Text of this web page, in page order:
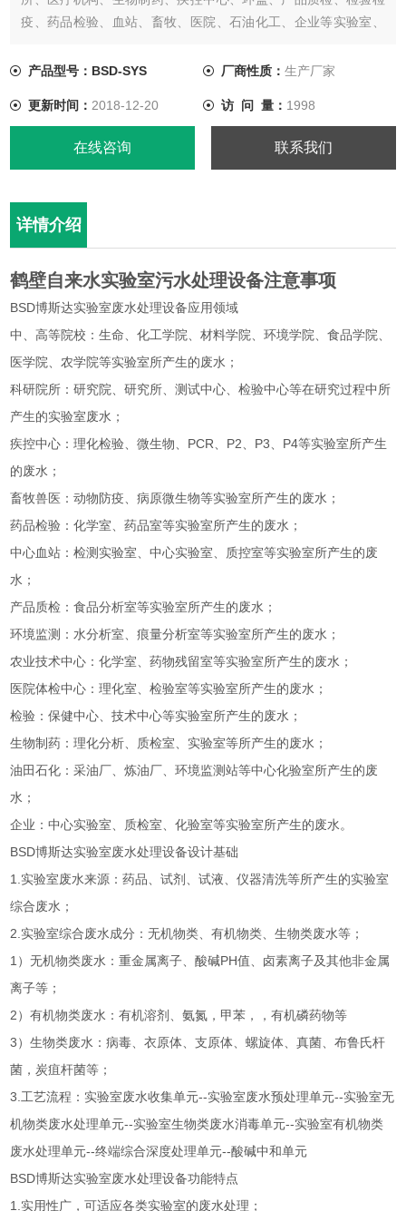
疫、药品检验、血站、畜牧、医院、石油化工、企业等实验室、
【GB8978-1996】中的一级、二级、三级标准，处理后的污水可
再利用。
产品型号：BSD-SYS 厂商性质： 生产厂家
更新时间： 2018-12-20 访 问 量： 1998
在线咨询 联系我们
详情介绍
鹤壁自来水实验室污水处理设备注意事项
BSD博斯达实验室废水处理设备应用领域
中、高等院校：生命、化工学院、材料学院、环境学院、食品学院、
医学院、农学院等实验室所产生的废水；
科研院所：研究院、研究所、测试中心、检验中心等在研究过程中所
产生的实验室废水；
疾控中心：理化检验、微生物、PCR、P2、P3、P4等实验室所产生
的废水；
畜牧兽医：动物防疫、病原微生物等实验室所产生的废水；
药品检验：化学室、药品室等实验室所产生的废水；
中心血站：检测实验室、中心实验室、质控室等实验室所产生的废
水；
产品质检：食品分析室等实验室所产生的废水；
环境监测：水分析室、痕量分析室等实验室所产生的废水；
农业技术中心：化学室、药物残留室等实验室所产生的废水；
医院体检中心：理化室、检验室等实验室所产生的废水；
检验：保健中心、技术中心等实验室所产生的废水；
生物制药：理化分析、质检室、实验室等所产生的废水；
油田石化：采油厂、炼油厂、环境监测站等中心化验室所产生的废
水；
企业：中心实验室、质检室、化验室等实验室所产生的废水。
BSD博斯达实验室废水处理设备设计基础
1.实验室废水来源：药品、试剂、试液、仪器清洗等所产生的实验室
综合废水；
2.实验室综合废水成分：无机物类、有机物类、生物类废水等；
1）无机物类废水：重金属离子、酸碱PH值、卤素离子及其他非金属
离子等；
2）有机物类废水：有机溶剂、氨氮，甲苯，，有机磷药物等
3）生物类废水：病毒、衣原体、支原体、螺旋体、真菌、布鲁氏杆
菌，炭疽杆菌等；
3.工艺流程：实验室废水收集单元--实验室废水预处理单元--实验室无
机物类废水处理单元--实验室生物类废水消毒单元--实验室有机物类
废水处理单元--终端综合深度处理单元--酸碱中和单元
BSD博斯达实验室废水处理设备功能特点
1.实用性广，可适应各类实验室的废水处理；